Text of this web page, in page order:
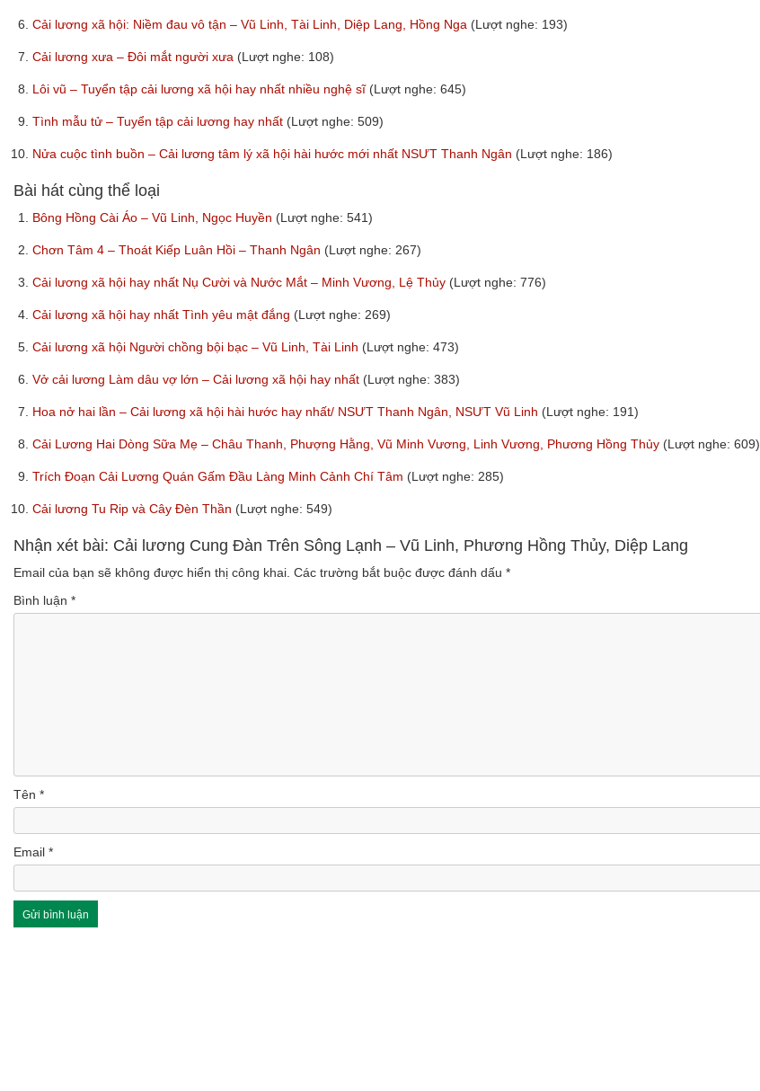
6. Cải lương xã hội: Niềm đau vô tận – Vũ Linh, Tài Linh, Diệp Lang, Hồng Nga (Lượt nghe: 193)
7. Cải lương xưa – Đôi mắt người xưa (Lượt nghe: 108)
8. Lôi vũ – Tuyển tập cải lương xã hội hay nhất nhiều nghệ sĩ (Lượt nghe: 645)
9. Tình mẫu tử – Tuyển tập cải lương hay nhất (Lượt nghe: 509)
10. Nửa cuộc tình buồn – Cải lương tâm lý xã hội hài hước mới nhất NSƯT Thanh Ngân (Lượt nghe: 186)
Bài hát cùng thể loại
1. Bông Hồng Cài Áo – Vũ Linh, Ngọc Huyền (Lượt nghe: 541)
2. Chơn Tâm 4 – Thoát Kiếp Luân Hồi – Thanh Ngân (Lượt nghe: 267)
3. Cải lương xã hội hay nhất Nụ Cười và Nước Mắt – Minh Vương, Lệ Thủy (Lượt nghe: 776)
4. Cải lương xã hội hay nhất Tình yêu mật đắng (Lượt nghe: 269)
5. Cải lương xã hội Người chồng bội bạc – Vũ Linh, Tài Linh (Lượt nghe: 473)
6. Vở cải lương Làm dâu vợ lớn – Cải lương xã hội hay nhất (Lượt nghe: 383)
7. Hoa nở hai lần – Cải lương xã hội hài hước hay nhất/ NSƯT Thanh Ngân, NSƯT Vũ Linh (Lượt nghe: 191)
8. Cải Lương Hai Dòng Sữa Mẹ – Châu Thanh, Phượng Hằng, Vũ Minh Vương, Linh Vương, Phương Hồng Thủy (Lượt nghe: 609)
9. Trích Đoạn Cải Lương Quán Gấm Đầu Làng Minh Cảnh Chí Tâm (Lượt nghe: 285)
10. Cải lương Tu Rip và Cây Đèn Thần (Lượt nghe: 549)
Nhận xét bài: Cải lương Cung Đàn Trên Sông Lạnh – Vũ Linh, Phương Hồng Thủy, Diệp Lang
Email của bạn sẽ không được hiển thị công khai. Các trường bắt buộc được đánh dấu *
Bình luận *
Tên *
Email *